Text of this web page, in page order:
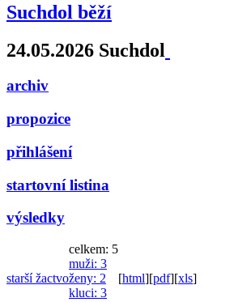
Suchdol běží
24.05.2026 Suchdol
archiv
propozice
přihlášení
startovní listina
výsledky
starší žactvo
celkem: 5
muži: 3
ženy: 2
kluci: 3
[html][pdf][xls]